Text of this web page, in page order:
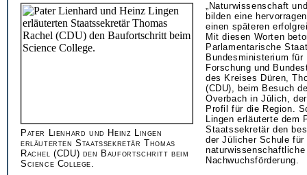
Pater Lienhard und Heinz Lingen
erläuterten Staatssekretär Thomas
Rachel (CDU) den Baufortschritt beim
Science College.
„Naturwissenschaft
bilden eine
einen späteren
Mit diesen Worten
Parlamentarische
Bundesministerium für
Forschung und
des Kreises Düren,
(CDU), beim Besuch
Overbach in Jülich,
Profil für die Region.
Lingen erläuterte dem
Staatssekretär den
der Jülicher Schule für
naturwissenschaftliche
Nachwuchsförderung.